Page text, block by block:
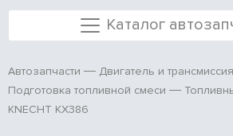
Каталог
Автозапчасти
Двигатель и трансмиссия
Подготовка топливной смеси
KNECHT KX386